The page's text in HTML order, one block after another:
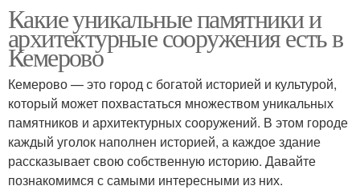
Какие уникальные памятники и
архитектурные сооружения есть в
Кемерово
Кемерово — это город с богатой историей и культурой,
который может похвастаться множеством уникальных
памятников и архитектурных сооружений. В этом городе
каждый уголок наполнен историей, а каждое здание
рассказывает свою собственную историю. Давайте
познакомимся с самыми интересными из них.